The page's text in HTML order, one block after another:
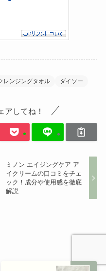
レンジングタオル ダイソー
アしてね！
ミノン エイジングケア ア
イクリームの口コミをチェ
ック！成分や使用感を徹底
解説